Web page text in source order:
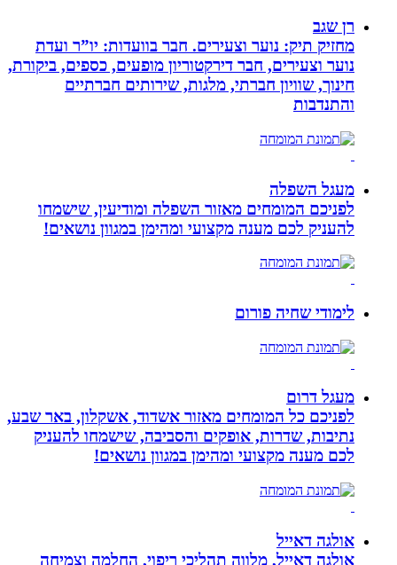
רן שגב
מחזיק תיק: נוער וצעירים. חבר בוועדות: יו”ר ועדת
נוער וצעירים, חבר דירקטוריון מופעים, כספים, ביקורת,
חינוך, שוויון חברתי, מלגות, שירותים חברתיים
והתנדבות
מעגל השפלה
לפניכם המומחים מאזור השפלה ומודיעין, שישמחו
להעניק לכם מענה מקצועי ומהימן במגוון נושאים!
לימודי שחיה פורום
מעגל דרום
לפניכם כל המומחים מאזור אשדוד, אשקלון, באר שבע,
נתיבות, שדרות, אופקים והסביבה, שישמחו להעניק
לכם מענה מקצועי ומהימן במגוון נושאים!
אולגה דאייל
אולגה דאייל, מלווה תהליכי ריפוי, החלמה וצמיחה